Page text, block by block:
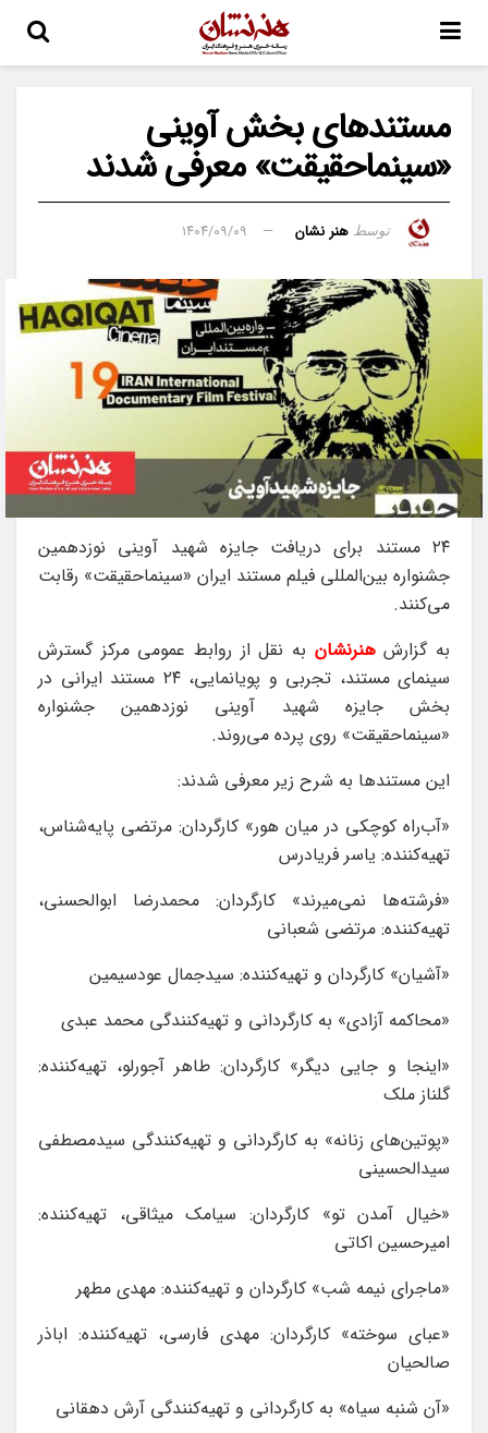
مستندهای بخش آوینی
«سینماحقیقت» معرفی شدند
توسط هنر نشان ۱۴۰۴/۰۹/۰۹
۲۴ مستند برای دریافت جایزه شهید آوینی نوزدهمین
جشنواره بین‌المللی فیلم مستند ایران «سینماحقیقت» رقابت
می‌کنند.
به گزارشهنرنشان به نقل از روابط عمومی مرکز گسترش
سینمای مستند، تجربی و پویانمایی، ۲۴ مستند ایرانی در
بخش جایزه شهید آوینی نوزدهمین جشنواره
«سینماحقیقت» روی پرده می‌روند.
این مستندها به شرح زیر معرفی شدند:
«آب‌راه کوچکی در میان هور» کارگردان: مرتضی پایه‌شناس،
تهیه‌کننده: یاسر فریادرس
«فرشته‌ها نمی‌میرند» کارگردان: محمدرضا ابوالحسنی،
تهیه‌کننده: مرتضی شعبانی
«آشیان» کارگردان و تهیه‌کننده: سیدجمال عودسیمین
«محاکمه آزادی» به کارگردانی و تهیه‌کنندگی محمد عبدی
«اینجا و جایی دیگر» کارگردان: طاهر آجورلو، تهیه‌کننده:
گلناز ملک
«پوتین‌های زنانه» به کارگردانی و تهیه‌کنندگی سیدمصطفی
سیدالحسینی
«خیال آمدن تو» کارگردان: سیامک میثاقی، تهیه‌کننده:
امیرحسین اکاتی
«ماجرای نیمه شب» کارگردان و تهیه‌کننده: مهدی مطهر
«عبای سوخته» کارگردان: مهدی فارسی، تهیه‌کننده: اباذر
صالحیان
«آن شنبه سیاه» به کارگردانی و تهیه‌کنندگی آرش دهقانی